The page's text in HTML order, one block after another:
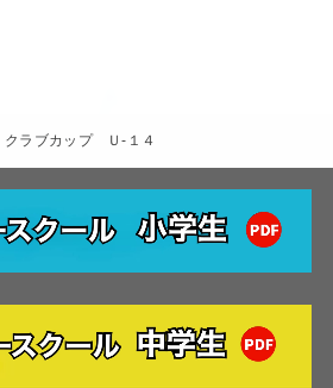
クラブカップ Ｕ-１４